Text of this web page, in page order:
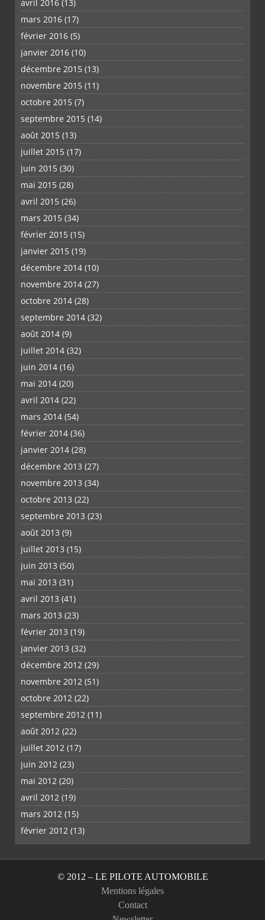
avril 2016 (13)
mars 2016 (17)
février 2016 (5)
janvier 2016 (10)
décembre 2015 (13)
novembre 2015 (11)
octobre 2015 (7)
septembre 2015 (14)
août 2015 (13)
juillet 2015 (17)
juin 2015 (30)
mai 2015 (28)
avril 2015 (26)
mars 2015 (34)
février 2015 (15)
janvier 2015 (19)
décembre 2014 (10)
novembre 2014 (27)
octobre 2014 (28)
septembre 2014 (32)
août 2014 (9)
juillet 2014 (32)
juin 2014 (16)
mai 2014 (20)
avril 2014 (22)
mars 2014 (54)
février 2014 (36)
janvier 2014 (28)
décembre 2013 (27)
novembre 2013 (34)
octobre 2013 (22)
septembre 2013 (23)
août 2013 (9)
juillet 2013 (15)
juin 2013 (50)
mai 2013 (31)
avril 2013 (41)
mars 2013 (23)
février 2013 (19)
janvier 2013 (32)
décembre 2012 (29)
novembre 2012 (51)
octobre 2012 (22)
septembre 2012 (11)
août 2012 (22)
juillet 2012 (17)
juin 2012 (23)
mai 2012 (20)
avril 2012 (19)
mars 2012 (15)
février 2012 (13)
© 2012 – LE PILOTE AUTOMOBILE
Mentions légales
Contact